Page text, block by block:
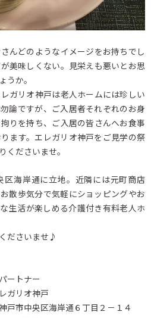
んどのようなイメージをお持ちでし
美味しくない。見栄えも悪いとお思
うか。
ガリオ神戸は老人ホームには珍しい
論ですが、ご入居者それぞれのお身
りを持ち、ご入居の皆さんへお食事
ます。エレガリオ神戸をご見学の祭
くださいませ。
区海岸通に立地。近隣には元町商店
散歩気分で気軽にショッピングやお
生活が楽しめる介護付き有料老人ホ
ださいませ♪
ートナー
ガリオ神戸
市中央区海岸通６丁目２－１４